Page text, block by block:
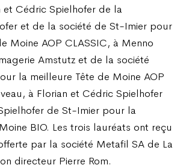
et Cédric Spielhofer de la
et de la société de St-Imier pour
Moine AOP CLASSIC, à Menno
Amstutz et de la société
la meilleure Tête de Moine AOP
à Florian et Cédric Spielhofer
de St-Imier pour la
BIO. Les trois lauréats ont reçu
par la société Metafil SA de La
directeur Pierre Rom.